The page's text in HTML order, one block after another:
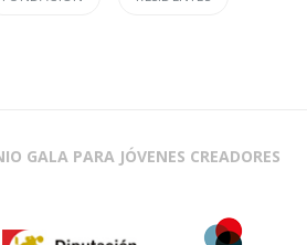
GALA PARA JÓVENES CREADORES